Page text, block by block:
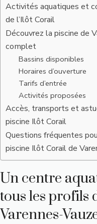
Activités aquatiques et
de l’Ilôt Corail
Découvrez la piscine de
complet
Bassins disponibles
Horaires d’ouverture
Tarifs d’entrée
Activités proposées
Accès, transports et
piscine Ilôt Corail
Questions fréquentes
piscine Ilôt Corail de
Un centre
tous les profils
Varennes-